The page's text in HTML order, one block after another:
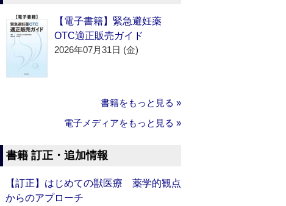
【電子書籍】緊急避妊薬
OTC適正販売ガイド
2026年07月31日 (金)
書籍をもっと見る »
電子メディアをもっと見る »
書籍 訂正・追加情報
【訂正】はじめての獣医療 薬学的観点
からのアプローチ